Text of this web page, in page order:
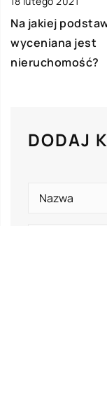
Na jakiej
wyceniana jest
nieruchomość?
DODAJ